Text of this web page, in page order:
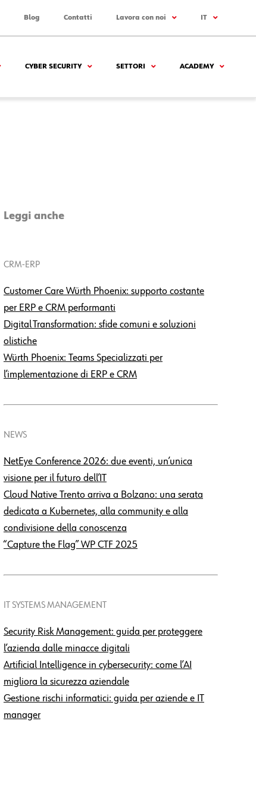
Blog Contatti Lavora con noi IT
CYBER SECURITY SETTORI ACADEMY
Leggi anche
CRM-ERP
Customer Care Würth Phoenix: supporto costante
per ERP e CRM performanti
Digital Transformation: sfide comuni e soluzioni
olistiche
Würth Phoenix: Teams Specializzati per
l’implementazione di ERP e CRM
NEWS
NetEye Conference 2026: due eventi, un’unica
visione per il futuro dell’IT
Cloud Native Trento arriva a Bolzano: una serata
dedicata a Kubernetes, alla community e alla
condivisione della conoscenza
“Capture the Flag” WP CTF 2025
IT SYSTEMS MANAGEMENT
Security Risk Management: guida per proteggere
l’azienda dalle minacce digitali
Artificial Intelligence in cybersecurity: come l’AI
migliora la sicurezza aziendale
Gestione rischi informatici: guida per aziende e IT
manager